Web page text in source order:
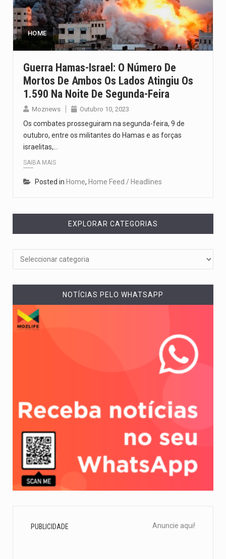
Segundo as autoridades canadianas, mais de 200 incêndios florestais continuam…
De acordo com as autoridades de saúde da Faixa de…
Cover photo suggestion (in English): A police officer outside a…
HOME
Guerra Hamas-Israel: O Número De
Mortos De Ambos Os Lados Atingiu Os
1.590 Na Noite De Segunda-Feira
Moznews Outubro 10, 2023
Os combates prosseguiram na segunda-feira, 9 de
outubro, entre os militantes do Hamas e as forças
israelitas,…
SAIBA MAIS
Posted in Home, Home Feed / Headlines
EXPLORAR CATEGORIAS
NOTÍCIAS PELO WHATSAPP
PUBLICIDADE Anuncie aqui!